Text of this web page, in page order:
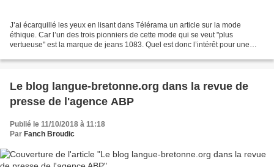
J’ai écarquillé les yeux en lisant dans Télérama un article sur la mode
éthique. Car l’un des trois pionniers de cette mode qui se veut "plus
vertueuse" est la marque de jeans 1083. Quel est donc l’intérêt pour une
Le blog langue-bretonne.org dans la revue de
presse de l'agence ABP
Publié le 11/10/2018 à 11:18
Par Fanch Broudic